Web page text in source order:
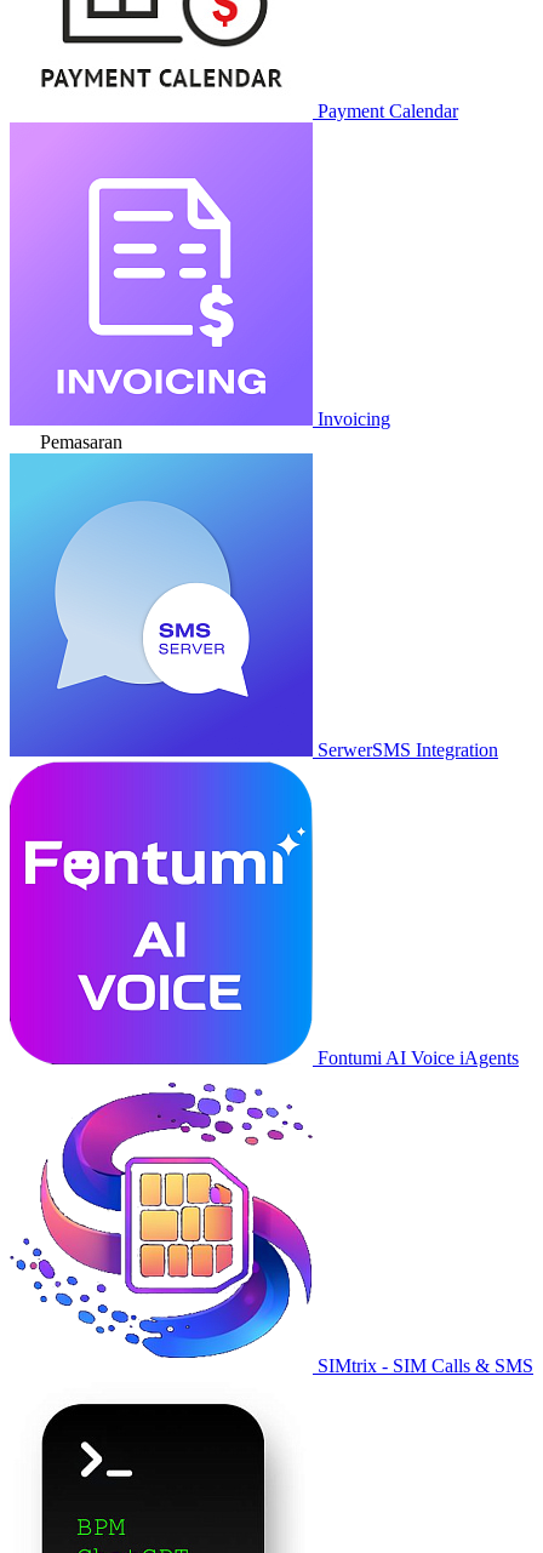
Payment Calendar
Invoicing
Pemasaran
SerwerSMS Integration
Fontumi AI Voice iAgents
SIMtrix - SIM Calls & SMS